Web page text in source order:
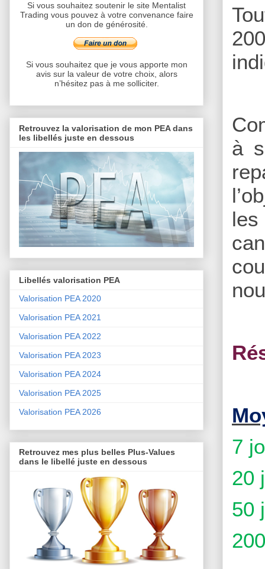
à
les
7
20
50
Si vous souhaitez soutenir le site Mentalist
Trading vous pouvez à votre convenance faire
un don de générosité.
Si vous souhaitez que je vous apporte mon
avis sur la valeur de votre choix, alors
n’hésitez pas à me solliciter.
Retrouvez la valorisation de mon PEA dans
les libellés juste en dessous
Libellés valorisation PEA
Valorisation PEA 2020
Valorisation PEA 2021
Valorisation PEA 2022
Valorisation PEA 2023
Valorisation PEA 2024
Valorisation PEA 2025
Valorisation PEA 2026
Retrouvez mes plus belles Plus-Values
dans le libellé juste en dessous